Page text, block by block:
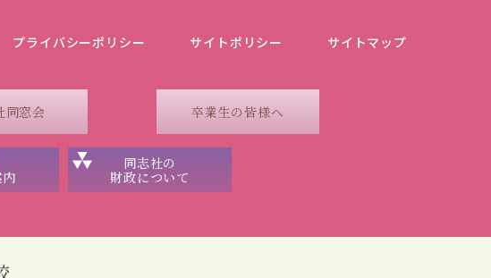
プライバシーポリシー サイトポリシー サイトマップ
同窓会 卒業生の皆様へ
同志社の
財政について